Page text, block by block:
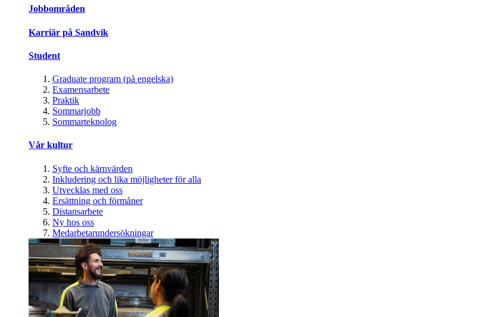
Jobbområden
Karriär på Sandvik
Student
Graduate program (på engelska)
Examensarbete
Praktik
Sommarjobb
Sommarteknolog
Vår kultur
Syfte och kärnvärden
Inkludering och lika möjligheter för alla
Utvecklas med oss
Ersättning och förmåner
Distansarbete
Ny hos oss
Medarbetarundersökningar